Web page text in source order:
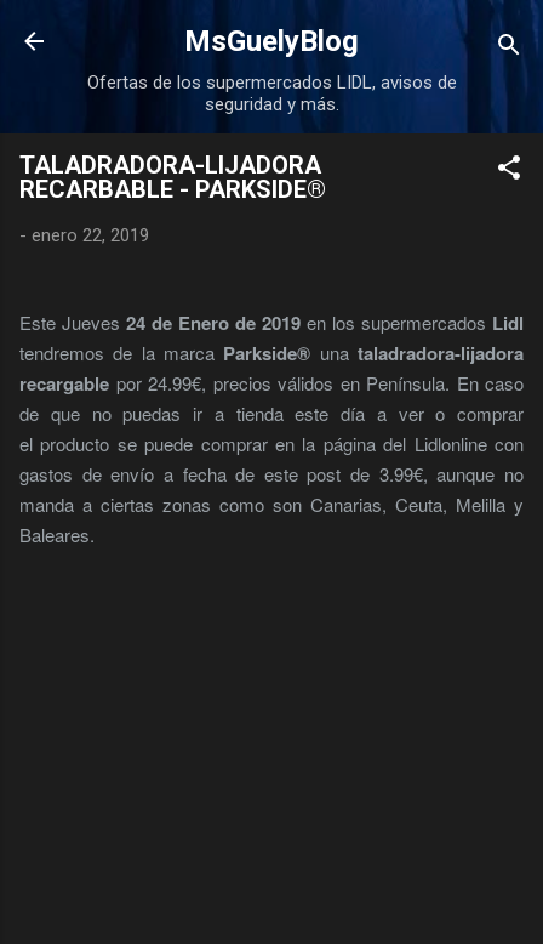
Ir al contenido principal
MsGuelyBlog
Ofertas de los supermercados LIDL, avisos de
seguridad y más.
TALADRADORA-LIJADORA
RECARBABLE - PARKSIDE®
- enero 22, 2019
Este Jueves 24 de Enero de 2019 en los supermercados Lidl
tendremos de la marca Parkside® unataladradora-lijadora
recargable por 24.99€, precios válidos en Península. En caso
de que no puedas ir a tienda este día a ver o comprar
el producto se puede comprar en la página del Lidlonline con
gastos de envío a fecha de este post de 3.99€, aunque no
manda a ciertas zonas como son Canarias, Ceuta, Melilla y
Baleares.